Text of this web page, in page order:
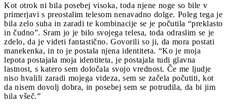
Kot otrok ni bila posebej visoka, toda njene noge so bile v
primerjavi s preostalim telesom nenavadno dolge. Poleg tega je
bila zelo suha in zaradi te kombinacije se je počutila “preklasto
in čudno”. Sram jo je bilo svojega telesa, toda odraslim se je
zdelo, da je videti fantastično. Govorili so ji, da mora postati
manekenka, in to je postala njena identiteta. “Ko je moja
lepota postajala moja identiteta, je postajala tudi glavna
lastnost, s katero sem določala svojo vrednost. Če me ljudje
niso hvalili zaradi mojega videza, sem se začela počutiti, kot
da nisem dovolj dobra, in posebej sem se potrudila, da bi jim
bila všeč.”